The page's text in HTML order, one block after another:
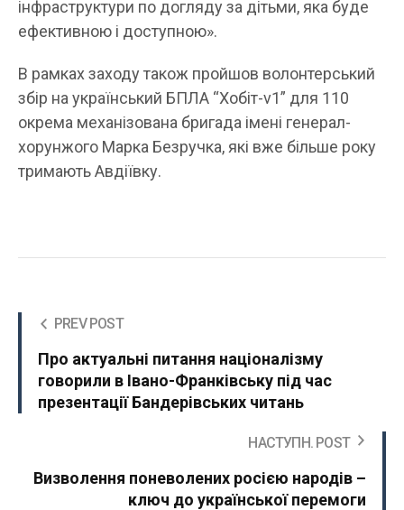
інфраструктури по догляду за дітьми, яка буде
ефективною і доступною».
В рамках заходу також пройшов волонтерський
збір на український БПЛА “Хобіт-v1” для 110
окрема механізована бригада імені генерал-
хорунжого Марка Безручка, які вже більше року
тримають Авдіївку.
PREV POST
Про актуальні питання націоналізму
говорили в Івано-Франківську під час
презентації Бандерівських читань
НАСТУПН. POST
Визволення поневолених росією народів –
ключ до української перемоги